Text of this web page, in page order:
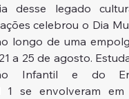
desse legado
celebrou o Dia
longo de uma
a 25 de agosto.
Infantil e do
1 se envolveram em